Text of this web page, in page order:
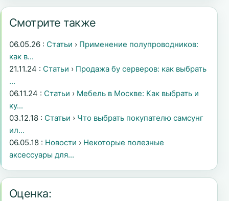
Смотрите также
06.05.26 : Статьи › Применение полупроводников:
как в...
21.11.24 : Статьи › Продажа бу серверов: как выбрать
...
06.11.24 : Статьи › Мебель в Москве: Как выбрать и
ку...
03.12.18 : Статьи › Что выбрать покупателю самсунг
ил...
06.05.18 : Новости › Некоторые полезные
аксессуары для...
Оценка: